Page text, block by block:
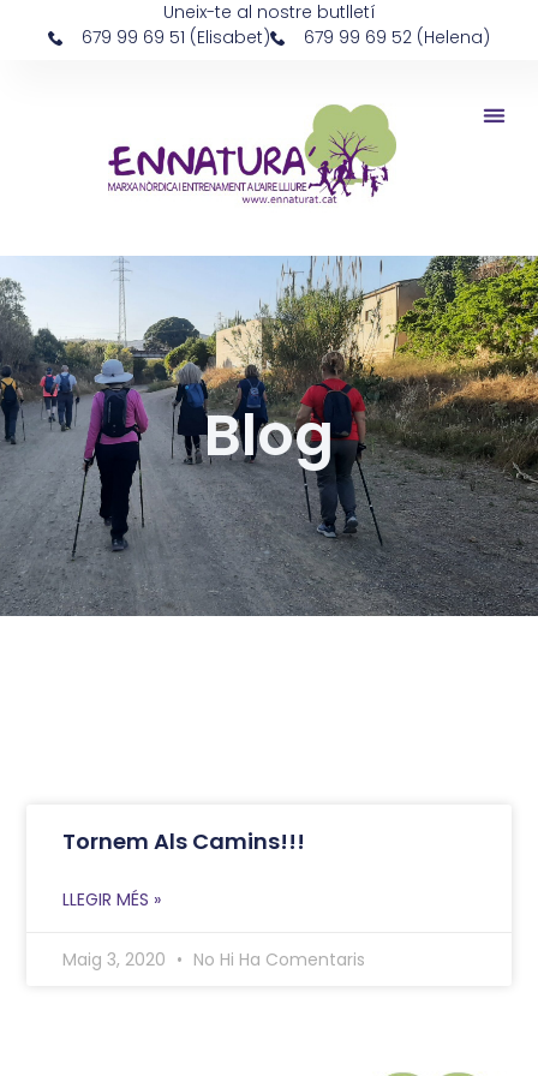
Uneix-te al nostre butlletí
679 99 69 51 (Elisabet)
679 99 69 52 (Helena)
Blog
Tornem Als Camins!!!
LLEGIR MÉS »
Maig 3, 2020 No Hi Ha Comentaris